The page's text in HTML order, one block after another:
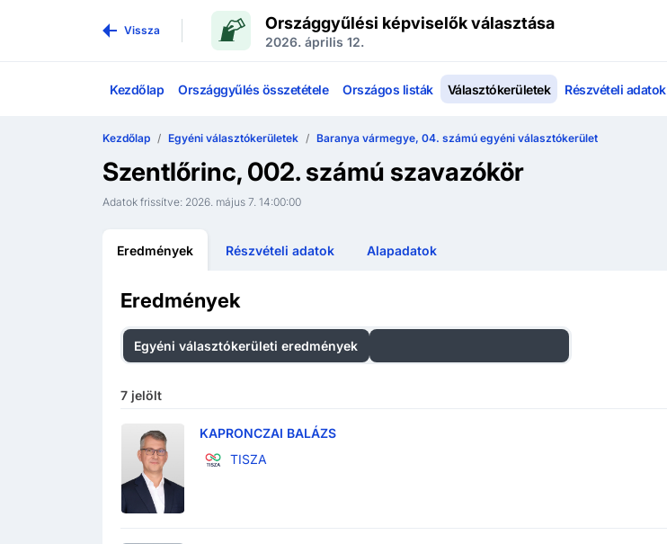
Vissza Országgyűlési képviselők választása
2026. április 12.
Kezdőlap Országgyűlés összetétele Országos listák Választókerületek Részvételi adatok
Kezdőlap Egyéni választókerületek Baranya vármegye, 04. számú egyéni választókerület
Szentlőrinc, 002. számú szavazókör
Adatok frissítve: 2026. május 7. 14:00:00
Eredmények Részvételi adatok Alapadatok
Eredmények
Egyéni választókerületi eredmények
7 jelölt
KAPRONCZAI BALÁZS
TISZA